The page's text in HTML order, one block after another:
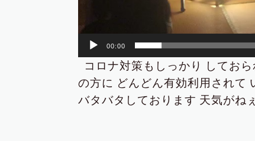
00:00
コロナ対策もしっかり してお
の方に どんどん有効利用されて
バタバタしております 天気がね